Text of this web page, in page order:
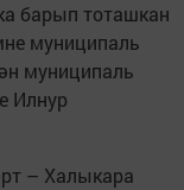
барып тоташкан
муниципаль
муниципаль
Илнур
– Халыкара